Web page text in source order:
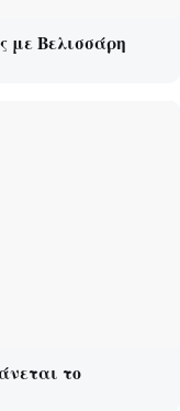
με Βελισσάρη
το